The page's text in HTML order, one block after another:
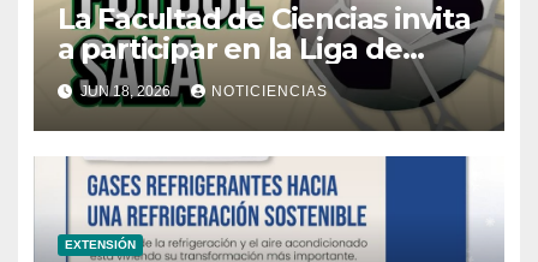
La Facultad de Ciencias invita
a participar en la Liga de
Fútbol Sala
JUN 18, 2026 NOTICIENCIAS
EXTENSIÓN